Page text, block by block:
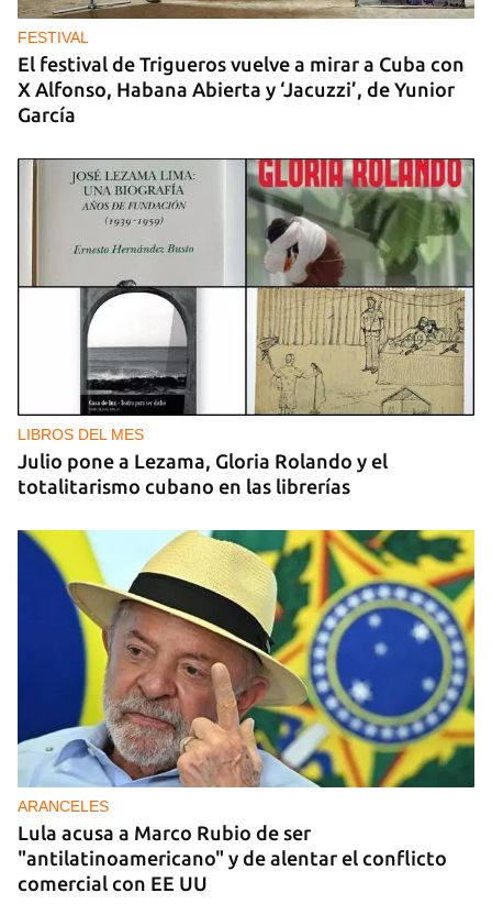
gasolina en botellas de un litro
FESTIVAL
El festival de Trigueros vuelve a mirar a Cuba con
X Alfonso, Habana Abierta y ‘Jacuzzi’, de Yunior
García
LIBROS DEL MES
Julio pone a Lezama, Gloria Rolando y el
totalitarismo cubano en las librerías
ARANCELES
Lula acusa a Marco Rubio de ser
"antilatinoamericano" y de alentar el conflicto
comercial con EE UU